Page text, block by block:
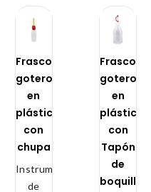
Frascos
gotero
en
plástico
con
chupa
Instrumental
de
Frascos
gotero
en
plástico
con
Tapón
de
boquilla